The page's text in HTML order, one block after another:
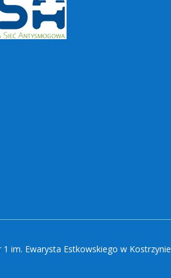
im. Ewarysta Estkowskiego w Kostrzynie